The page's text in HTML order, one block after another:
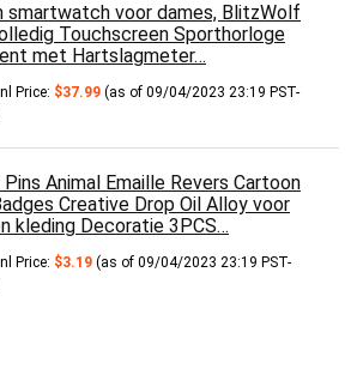
smartwatch voor dames, BlitzWolf
Touchscreen Sporthorloge
met Hartslagmeter…
Price: $37.99 (as of 09/04/2023 23:19 PST-
Animal Emaille Revers Cartoon
Creative Drop Oil Alloy voor
kleding Decoratie 3PCS…
Price: $3.19 (as of 09/04/2023 23:19 PST-